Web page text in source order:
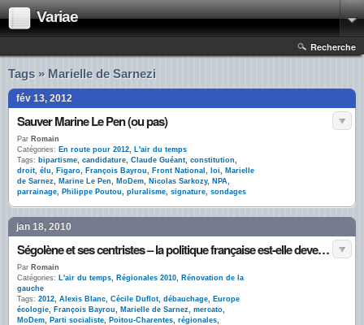
Variae
Recherche
Tags » Marielle de Sarnezi
fév 13, 2012
Sauver Marine Le Pen (ou pas)
Par Romain
Catégories: En route pour 2012, L'air du temps
Tags: bipartisme, candidature, Claude Guéant, constitution,
droit, élu, Figaro, François Bayrou, Front National , loi, Marielle
de Sarnez, Marine Le Pen, MoDem, Nicolas Sarkozy, NPA,
parrainage, Philippe Poutou, pluralisme, signature, sondages
jan 18, 2010
Ségolène et ses centristes – la politique française est-elle devenue un gigantesque mercato ?
Par Romain
Catégories: L'air du temps, Régionales 2010, Rénovation de la
gauche
Tags: 2012, Alexis Blanc, Cécile Duflot, débauchage, Europe
écologie, François Bayrou, Marielle de Sarnez, mercato,
MoDem, Parti socialiste, Poitou-Charentes, régionales,